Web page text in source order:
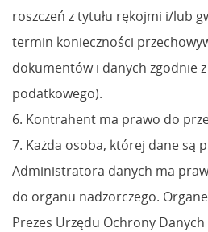
roszczeń z tytułu rękojmi i/lub
termin konieczności
dokumentów i danych zgodnie
podatkowego).
6. Kontrahent ma prawo do
7. Każda osoba, której dane są
Administratora danych ma
do organu nadzorczego.
Prezes Urzędu Ochrony